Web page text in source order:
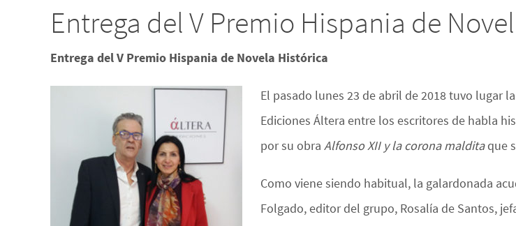
Entrega del V Premio Hispania de
Entrega del V Premio Hispania de Novela Histórica
El pasado lunes 23 de abril de 2018 tuvo lugar
Ediciones Áltera entre los escritores de habla
por su obra Alfonso XII y la corona malditaque
Como viene siendo habitual, la galardonada
Folgado, editor del grupo, Rosalía de Santos,